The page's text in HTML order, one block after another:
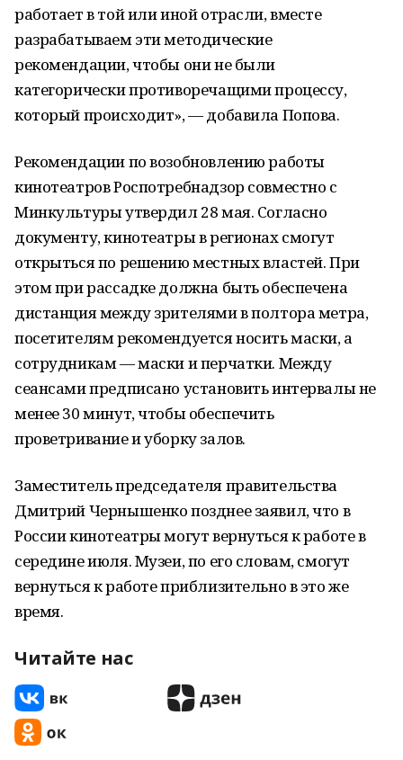
работает в той или иной отрасли, вместе
разрабатываем эти методические
рекомендации, чтобы они не были
категорически противоречащими процессу,
который происходит», — добавила Попова.
Рекомендации по возобновлению работы
кинотеатров Роспотребнадзор совместно с
Минкультуры утвердил 28 мая. Согласно
документу, кинотеатры в регионах смогут
открыться по решению местных властей. При
этом при рассадке должна быть обеспечена
дистанция между зрителями в полтора метра,
посетителям рекомендуется носить маски, а
сотрудникам — маски и перчатки. Между
сеансами предписано установить интервалы не
менее 30 минут, чтобы обеспечить
проветривание и уборку залов.
Заместитель председателя правительства
Дмитрий Чернышенко позднее заявил, что в
России кинотеатры могут вернуться к работе в
середине июля. Музеи, по его словам, смогут
вернуться к работе приблизительно в это же
время.
Читайте нас